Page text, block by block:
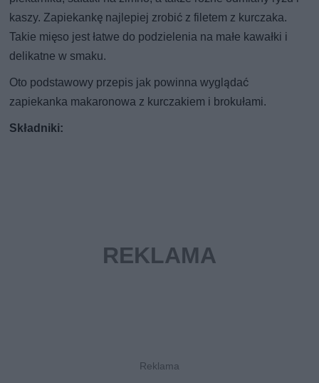
kaszy. Zapiekankę najlepiej zrobić z filetem z kurczaka.
Takie mięso jest łatwe do podzielenia na małe kawałki i
delikatne w smaku.
Oto podstawowy przepis jak powinna wyglądać
zapiekanka makaronowa z kurczakiem i brokułami.
Składniki: